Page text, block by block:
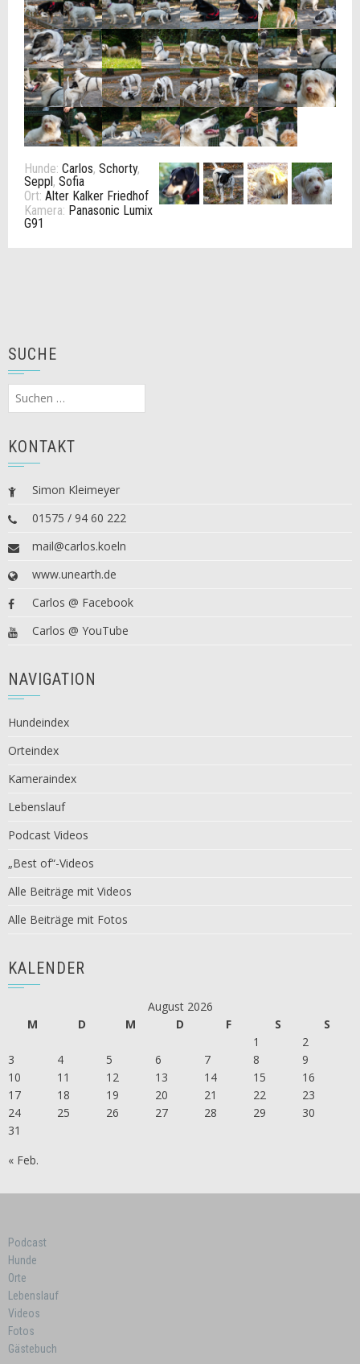
Hunde: Carlos, Schorty,
Seppl, Sofia
Ort: Alter Kalker Friedhof
Kamera: Panasonic Lumix
G91
SUCHE
Suchen
nach:
KONTAKT
Simon Kleimeyer
01575 / 94 60 222
mail@carlos.koeln
www.unearth.de
Carlos @ Facebook
Carlos @ YouTube
NAVIGATION
Hundeindex
Orteindex
Kameraindex
Lebenslauf
Podcast Videos
„Best of“-Videos
Alle Beiträge mit Videos
Alle Beiträge mit Fotos
KALENDER
August 2026
M
D M D F S
S
1
2
3
4 5 6 7 8
9
10
11 12 13 14 15
16
17
18 19 20 21 22
23
24
25 26 27 28 29
30
31
« Feb.
Podcast
Hunde
Orte
Lebenslauf
Videos
Fotos
Gästebuch